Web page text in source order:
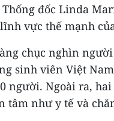
đốc Linda
vực thế mạnh
chục nghìn
sinh viên Việt
người. Ngoài ra,
tâm như y tế và